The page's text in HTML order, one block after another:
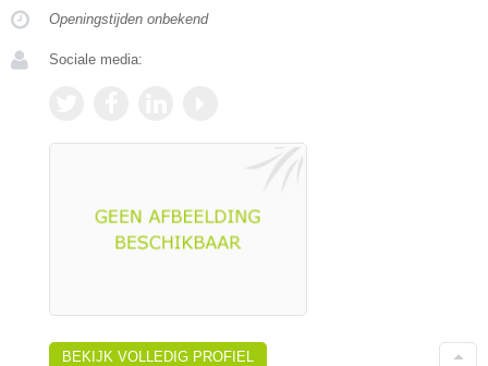
Openingstijden onbekend
Sociale media:
BEKIJK VOLLEDIG PROFIEL